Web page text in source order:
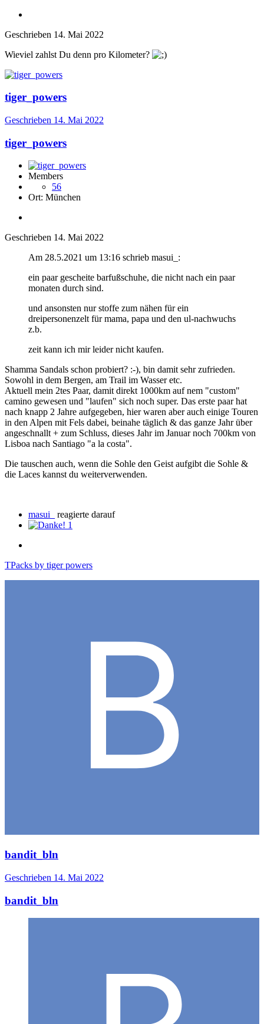
Geschrieben 14. Mai 2022
Wieviel zahlst Du denn pro Kilometer?
tiger_powers
Geschrieben 14. Mai 2022
tiger_powers
Members
56
Ort: München
Geschrieben 14. Mai 2022
Am 28.5.2021 um 13:16 schrieb masui_:
ein paar gescheite barfußschuhe, die nicht nach ein paar
monaten durch sind.
und ansonsten nur stoffe zum nähen für ein
dreipersonenzelt für mama, papa und den ul-nachwuchs
z.b.
zeit kann ich mir leider nicht kaufen.
Shamma Sandals schon probiert? :-), bin damit sehr zufrieden.
Sowohl in dem Bergen, am Trail im Wasser etc.
Aktuell mein 2tes Paar, damit direkt 1000km auf nem "custom"
camino gewesen und "laufen" sich noch super. Das erste paar hat
nach knapp 2 Jahre aufgegeben, hier waren aber auch einige Touren
in den Alpen mit Fels dabei, beinahe täglich & das ganze Jahr über
angeschnallt + zum Schluss, dieses Jahr im Januar noch 700km von
Lisboa nach Santiago "a la costa".
Die tauschen auch, wenn die Sohle den Geist aufgibt die Sohle &
die Laces kannst du weiterverwenden.
masui_
reagierte darauf
1
TPacks by tiger powers
bandit_bln
Geschrieben 14. Mai 2022
bandit_bln